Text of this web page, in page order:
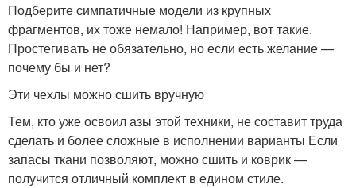
Подберите симпатичные модели из крупных
фрагментов, их тоже немало! Например, вот такие.
Простегивать не обязательно, но если есть желание —
почему бы и нет?
Эти чехлы можно сшить вручную
Тем, кто уже освоил азы этой техники, не составит труда
сделать и более сложные в исполнении варианты Если
запасы ткани позволяют, можно сшить и коврик —
получится отличный комплект в едином стиле.